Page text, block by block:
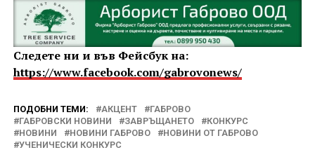
Следете ни и във Фейсбук на:
https://www.facebook.com/gabrovonews/
ПОДОБНИ ТЕМИ: АКЦЕНТ
ГАБРОВО
ГАБРОВСКИ НОВИНИ
ЗАВРЪЩАНЕТО
КОНКУРС
НОВИНИ
НОВИНИ ГАБРОВО
НОВИНИ ОТ ГАБРОВО
УЧЕНИЧЕСКИ КОНКУРС